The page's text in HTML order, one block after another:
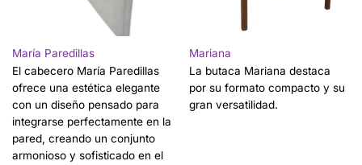
María Paredillas
El cabecero María Paredillas
ofrece una estética elegante
con un diseño pensado para
integrarse perfectamente en la
pared, creando un conjunto
armonioso y sofisticado en el
Mariana
La butaca Mariana destaca
por su formato compacto y su
gran versatilidad.